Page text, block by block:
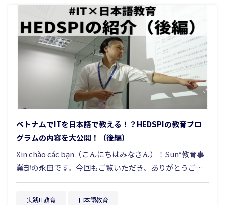
が求人を出し、学生がそれに個別に応募していく形式で
す。卒業後に就職活動を始める学生も多く、キャリアの
スタート時期に個人差があります。 また、就職前にイ
ンターン経験を積む文化が根づいており、「働く前に職
場を見る」というスタンスが強いのも特徴です。 イン
ドネシアでは大学のキャリアセンターが積極的に企業と
連携し、ジョブフェア（就職説明会）やインターンプロ
グラムが頻繁に開催されています。求人情報の可視化が
っています。 そのため、日本とは採用文化や習慣が異
なるため、現地のリズムを理解した上での採用戦略が求
められます。 ２.給与水準は日本の約1/10。優秀層確保の
好機 インドネシアの平均年収は日本円にして約35〜60
万円程度。さらに新卒初任給に絞ると、月収は約4〜6万
円が一般的です。エンジニア職でも月8万円を超えること
もそも国内にいないなら、国外に目を向ける」という企
業が少しずつ増えてきました。 その中でまず上がるの
が、中国やベトナム、インドといったアジア圏の国々だ
と思います。ですが実は今、世界では南米、特にブラジ
ルのエンジニア人材が注目を集めています。 この記事で
は、その理由と実態、採用の可能性についてお伝えしま
ル人エンジニアとは ー ブラジルは、人口約2億人の中南
す。 ブラジルは高等教育機関が充実しており、GAFAMを
はじめとする世界的エンタープライズの進出をはじめ、
北米や欧州の多くの企業やスタートアップが開発拠点を
ブラジルにおいていることから、世界トップレベルの開
発現場で経験を積んだグローバルスタンダードなエンジ
ニアたちが急速に育っています。 特にAI、クラウド、モ
ベトナムでITを日本語で教える！？HEDSPIの教育プロ
グラムの内容を大公開！（後編）
Xin chào các bạn（こんにちはみなさん）！Sun*教育事
業部の永田です。今回もご覧いただき、ありがとうござ
います！これが2回目の投稿です。わたしたちの事業や学
生の様子など、みなさんにいろいろなことが共有できる
実践IT教育 日本語教育